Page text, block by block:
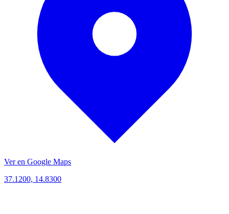
Ver en Google Maps
37.1200, 14.8300